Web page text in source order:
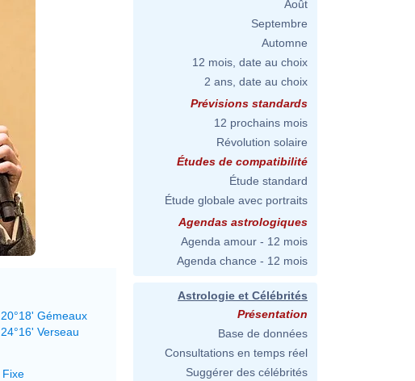
20°18' Gémeaux
24°16' Verseau
Fixe
Août
Septembre
Automne
12 mois, date au choix
2 ans, date au choix
Prévisions standards
12 prochains mois
Révolution solaire
Études de compatibilité
Étude standard
Étude globale avec portraits
Agendas astrologiques
Agenda amour - 12 mois
Agenda chance - 12 mois
Astrologie et Célébrités
Présentation
Base de données
Consultations en temps réel
Suggérer des célébrités